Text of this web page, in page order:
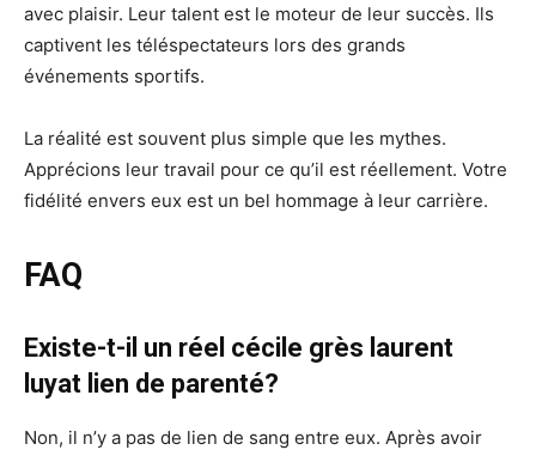
avec plaisir. Leur talent est le moteur de leur succès. Ils
captivent les téléspectateurs lors des grands
événements sportifs.
La réalité est souvent plus simple que les mythes.
Apprécions leur travail pour ce qu’il est réellement. Votre
fidélité envers eux est un bel hommage à leur carrière.
FAQ
Existe-t-il un réel cécile grès laurent
luyat lien de parenté?
Non, il n’y a pas de lien de sang entre eux. Après avoir